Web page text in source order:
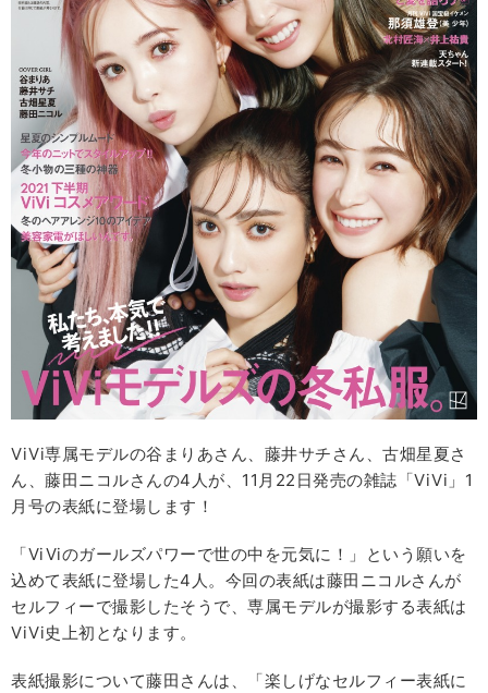
ViVi専属モデルの谷まりあさん、藤井サチさん、古畑星夏さ
ん、藤田ニコルさんの4人が、11月22日発売の雑誌「ViVi」1
月号の表紙に登場します！
「ViViのガールズパワーで世の中を元気に！」という願いを
込めて表紙に登場した4人。今回の表紙は藤田ニコルさんが
セルフィーで撮影したそうで、専属モデルが撮影する表紙は
ViVi史上初となります。
表紙撮影について藤田さんは、「楽しげなセルフィー表紙に